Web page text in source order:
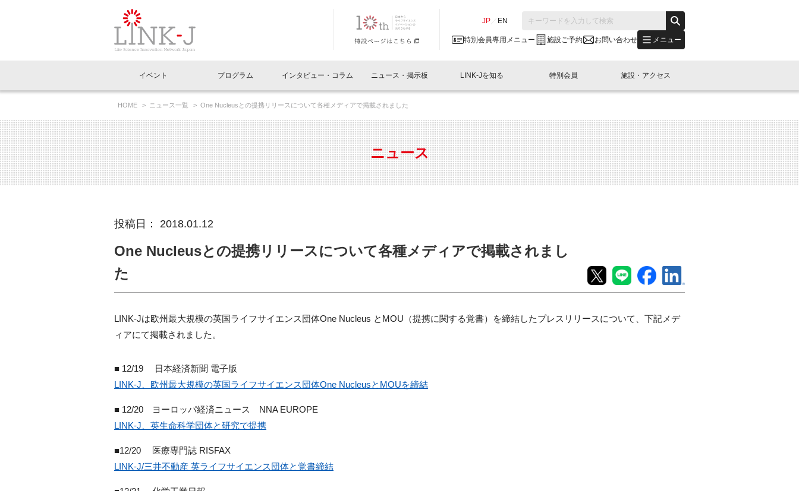
JP EN
特別会員専用メニュー 施設ご予約 お問い合わせ メニュー
イベントお知らせメール登録
閉じる
イベント
イベント一覧
LINK-J主催・共催 特別会員開催
LINK-J協賛・協力 出展・参加
イベントレポート一覧
LINK-J主催・共催 特別会員開催
LINK-J協賛・協力 出展・参加
プログラム
Out of Box相談室 What's "UNIKORN"？ What's "LINK-BioBAY TOKYO"？
インタビュー・コラム
インタビュー・コラム一覧
スペシャルインタビュー ベンチャーインタビュー 会報誌 (News Letter)
連載コラム サポーターコラム 日本橋コラム
ニュース・掲示板
ニュース一覧
トピック プレスリリース
メディア情報 海外関連
協賛・協力
人と情報の交流掲示板一覧
会員プレスリリース ニュース・事業紹介
募集 イベント
LINK-Jを知る
理事長挨拶 Why in Nihonbashi What’s LINK-J WEST
国内外連携 サポーター紹介 事業内容
組織概要 パンフレット GTB日本橋エリアについて
特別会員
特別会員一覧 特別会員について 入会申し込み
専用メニューはこちら
施設・アクセス
ラウンジ・会議室 オフィス・ラボ 施設ご予約
アクセス
HOME ニュース一覧 One Nucleusとの提携リリースについて各種メディアで掲載されました
ニュース
投稿日： 2018.01.12
One Nucleusとの提携リリースについて各種メディアで掲載されまし
た
LINK-Jは欧州最大規模の英国ライフサイエンス団体One Nucleus とMOU（提携に関する覚書）を締結したプレスリリースについて、下記メデ
ィアにて掲載されました。
■ 12/19 日本経済新聞 電子版
LINK-J、欧州最大規模の英国ライフサイエンス団体One NucleusとMOUを締結
■ 12/20 ヨーロッパ経済ニュース NNA EUROPE
LINK-J、英生命科学団体と研究で提携
■12/20 医療専門誌 RISFAX
LINK-J/三井不動産 英ライフサイエンス団体と覚書締結